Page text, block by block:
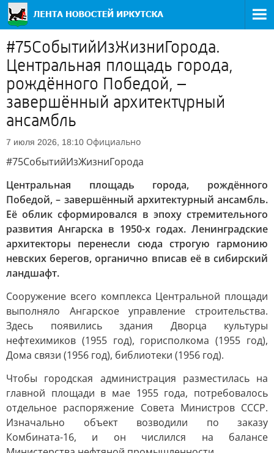
#75СобытийИзЖизниГорода.
Центральная площадь города,
рождённого Победой, –
завершённый архитектурный
ансамбль
7 июля 2026, 18:10 Официально
#75СобытийИзЖизниГорода
Центральная площадь города, рождённого
Победой, – завершённый архитектурный ансамбль.
Её облик сформировался в эпоху стремительного
развития Ангарска в 1950-х годах. Ленинградские
архитекторы перенесли сюда строгую гармонию
невских берегов, органично вписав её в сибирский
ландшафт.
Сооружение всего комплекса Центральной площади
выполняло Ангарское управление строительства.
Здесь появились здания Дворца культуры
нефтехимиков (1955 год), горисполкома (1955 год),
Дома связи (1956 год), библиотеки (1956 год).
Чтобы городская администрация разместилась на
главной площади в мае 1955 года, потребовалось
отдельное распоряжение Совета Министров СССР.
Изначально объект возводили по заказу
Комбината-16, и он числился на балансе